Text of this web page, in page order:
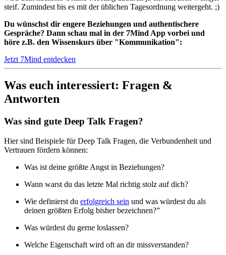
steif. Zumindest bis es mit der üblichen Tagesordnung weitergeht. ;)
Du wünschst dir engere Beziehungen und authentischere
Gespräche? Dann schau mal in der 7Mind App vorbei und
höre z.B. den Wissenskurs über "Kommunikation":
Jetzt 7Mind entdecken
Was euch interessiert: Fragen &
Antworten
Was sind gute Deep Talk Fragen?
Hier sind Beispiele für Deep Talk Fragen, die Verbundenheit und
Vertrauen fördern können:
Was ist deine größte Angst in Beziehungen?
Wann warst du das letzte Mal richtig stolz auf dich?
Wie definierst du erfolgreich sein und was würdest du als
deinen größten Erfolg bisher bezeichnen?”
Was würdest du gerne loslassen?
Welche Eigenschaft wird oft an dir missverstanden?